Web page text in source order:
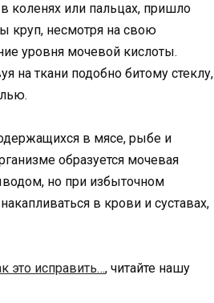
коленях или пальцах, пришло
круп, несмотря на свою
уровня мочевой кислоты.
на ткани подобно битому стеклу,
в мясе, рыбе и
образуется мочевая
но при избыточном
в крови и суставах,
исправить…, читайте нашу